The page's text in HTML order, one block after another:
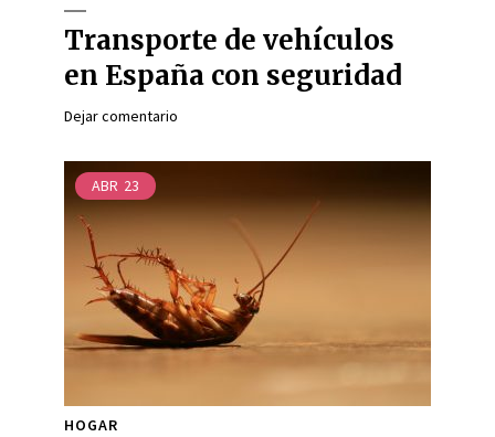
Transporte de vehículos
en España con seguridad
Dejar comentario
ABR 23
HOGAR